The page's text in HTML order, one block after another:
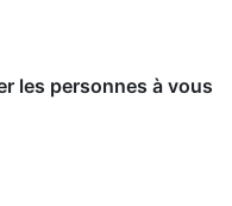
les personnes à vous